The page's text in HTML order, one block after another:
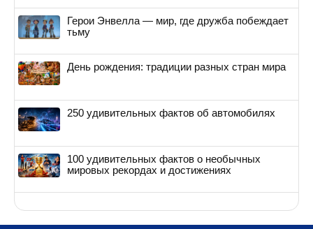
Герои Энвелла — мир, где дружба побеждает
тьму
День рождения: традиции разных стран мира
250 удивительных фактов об автомобилях
100 удивительных фактов о необычных
мировых рекордах и достижениях